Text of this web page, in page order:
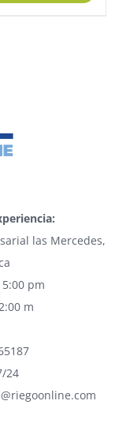
las Mercedes,
pm
m
24